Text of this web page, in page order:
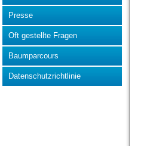
Presse
Oft gestellte Fragen
Baumparcours
Datenschutzrichtlinie